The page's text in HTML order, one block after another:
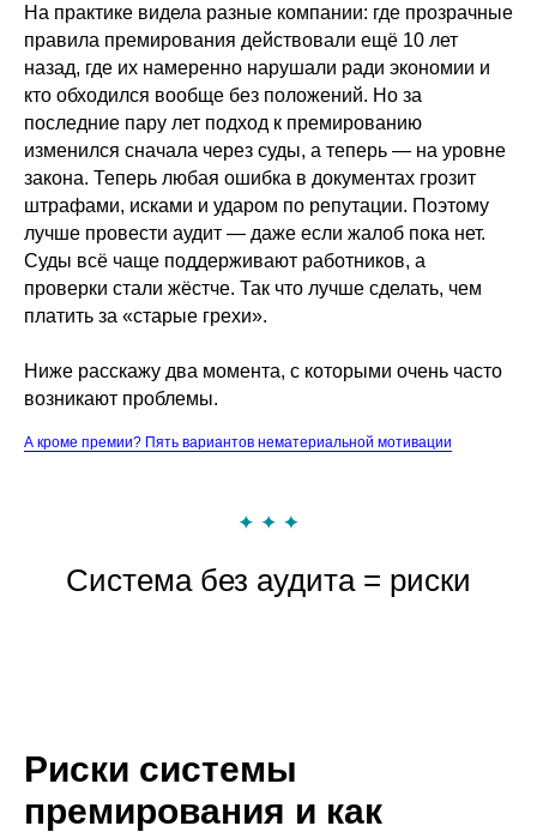
На практике видела разные компании: где прозрачные
правила премирования действовали ещё 10 лет
назад, где их намеренно нарушали ради экономии и
кто обходился вообще без положений. Но за
последние пару лет подход к премированию
изменился сначала через суды, а теперь — на уровне
закона. Теперь любая ошибка в документах грозит
штрафами, исками и ударом по репутации. Поэтому
лучше провести аудит — даже если жалоб пока нет.
Суды всё чаще поддерживают работников, а
проверки стали жёстче. Так что лучше сделать, чем
платить за «старые грехи».
Ниже расскажу два момента, с которыми очень часто
возникают проблемы.
А кроме премии? Пять вариантов нематериальной мотивации
Система без аудита = риски
Риски системы
премирования и как